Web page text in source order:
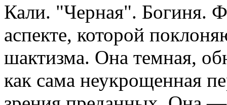
Кали. "Черная". Богиня.
аспекте, которой
шактизма. Она темная,
как сама неукрощенная